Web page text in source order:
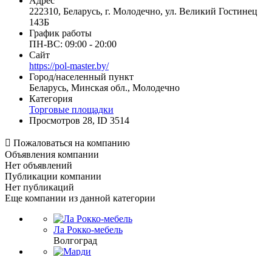
222310, Беларусь, г. Молодечно, ул. Великий Гостинец
143Б
График работы
ПН-ВС: 09:00 - 20:00
Сайт
https://pol-master.by/
Город/населенный пункт
Беларусь, Минская обл., Молодечно
Категория
Торговые площадки
Просмотров 28, ID 3514
 Пожаловаться на компанию
Объявления компании
Нет объявлений
Публикации компании
Нет публикаций
Еще компании из данной категории
Ла Рокко-мебель
Волгоград